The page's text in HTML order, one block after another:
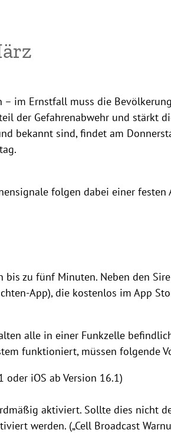
im Ernstfall muss die
der Gefahrenabwehr und stärkt
bekannt sind, findet am
folgen dabei einer festen
zu fünf Minuten. Neben den
App), die kostenlos im App
alle in einer Funkzelle
funktioniert, müssen folgende
iOS ab Version 16.1)
aktiviert. Sollte dies nicht
werden. („Cell Broadcast